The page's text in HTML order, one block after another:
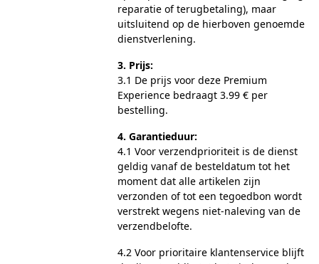
reparatie of terugbetaling), maar
uitsluitend op de hierboven genoemde
dienstverlening.
3. Prijs:
3.1 De prijs voor deze Premium
Experience bedraagt 3.99 € per
bestelling.
4. Garantieduur:
4.1 Voor verzendprioriteit is de dienst
geldig vanaf de besteldatum tot het
moment dat alle artikelen zijn
verzonden of tot een tegoedbon wordt
verstrekt wegens niet-naleving van de
verzendbelofte.
4.2 Voor prioritaire klantenservice blijft